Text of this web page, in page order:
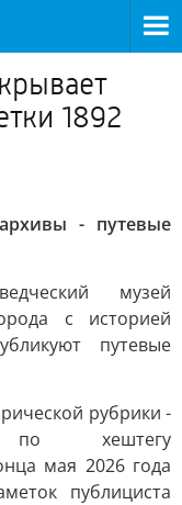
1892
- путевые
музей
с историей
путевые
рубрики -
хештегу
мая 2026 года
публициста